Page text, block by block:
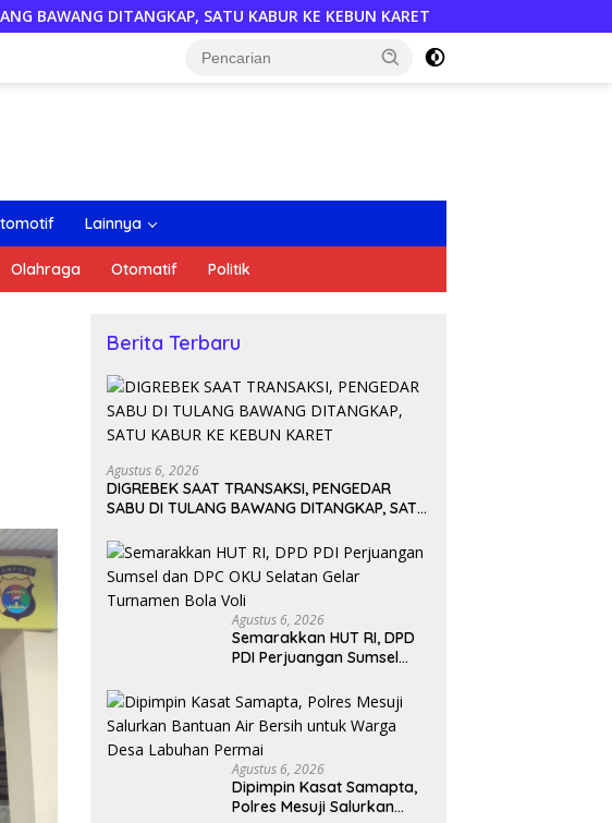
SATU KABUR KE KEBUN KARET Semarakkan HUT RI, DPD PDI
Lainnya
Olahraga Otomatif Politik
Berita Terbaru
Agustus 6, 2026
DIGREBEK SAAT TRANSAKSI, PENGEDAR
SABU DI TULANG BAWANG DITANGKAP, SATU
Agustus 6, 2026
Semarakkan HUT RI, DPD
PDI Perjuangan Sumsel
Gelar Turnamen Bola Voli
Agustus 6, 2026
Dipimpin Kasat Samapta,
Polres Mesuji Salurkan